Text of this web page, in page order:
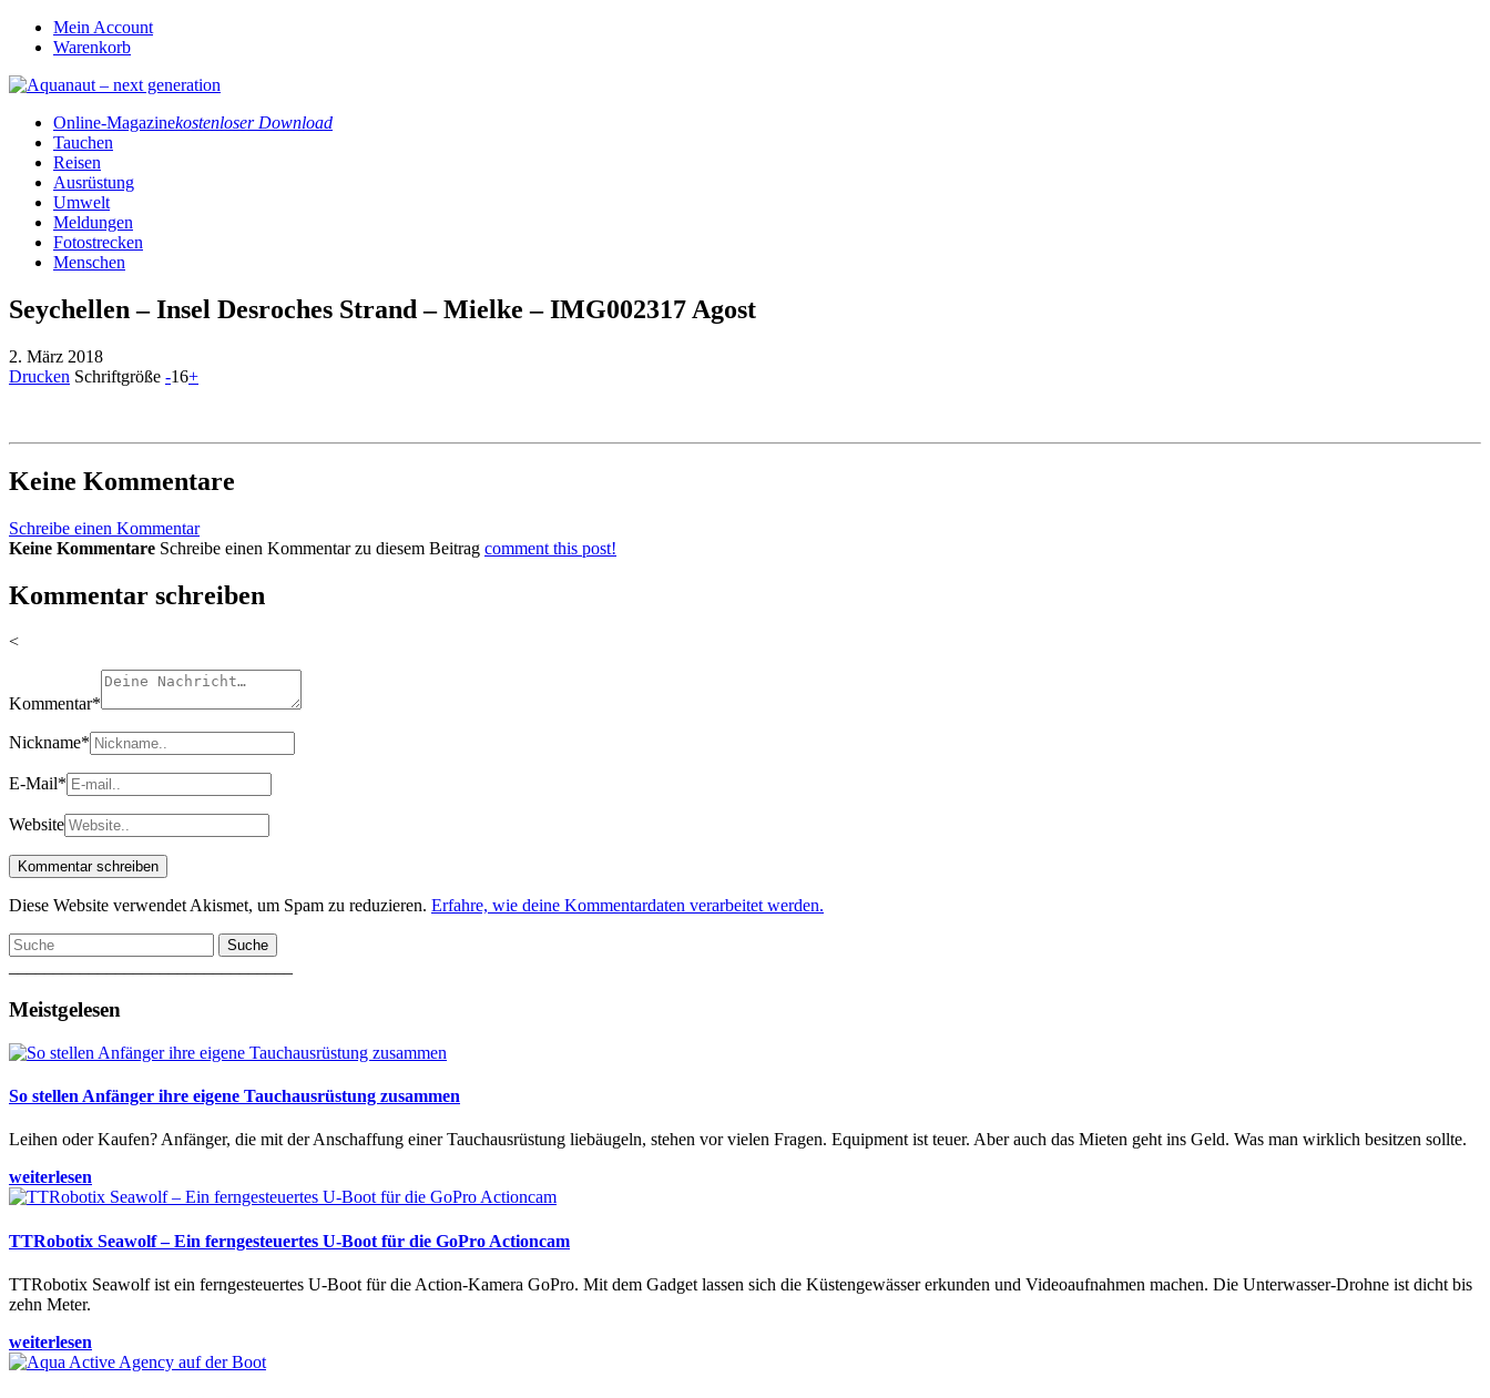
Mein Account
Warenkorb
Online-Magazinekostenloser Download
Tauchen
Reisen
Ausrüstung
Umwelt
Meldungen
Fotostrecken
Menschen
Seychellen – Insel Desroches Strand – Mielke – IMG002317 Agost
2. März 2018
Drucken Schriftgröße -16+
Keine Kommentare
Schreibe einen Kommentar
Keine Kommentare Schreibe einen Kommentar zu diesem Beitrag comment this post!
Kommentar schreiben
<
Kommentar*
Nickname*
E-Mail*
Website
Diese Website verwendet Akismet, um Spam zu reduzieren. Erfahre, wie deine Kommentardaten verarbeitet werden.
Suche
Meistgelesen
So stellen Anfänger ihre eigene Tauchausrüstung zusammen
Leihen oder Kaufen? Anfänger, die mit der Anschaffung einer Tauchausrüstung liebäugeln, stehen vor vielen Fragen. Equipment ist teuer. Aber auch das Mieten geht ins Geld. Was man wirklich besitzen sollte.
weiterlesen
TTRobotix Seawolf – Ein ferngesteuertes U-Boot für die GoPro Actioncam
TTRobotix Seawolf ist ein ferngesteuertes U-Boot für die Action-Kamera GoPro. Mit dem Gadget lassen sich die Küstengewässer erkunden und Videoaufnahmen machen. Die Unterwasser-Drohne ist dicht bis
zehn Meter.
weiterlesen